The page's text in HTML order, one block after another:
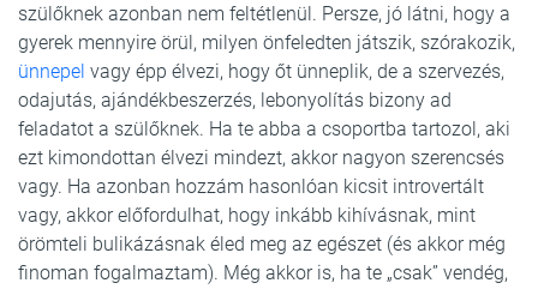
szülőknek azonban nem feltétlenül. Persze, jó látni, hogy a
gyerek mennyire örül, milyen önfeledten játszik, szórakozik,
ünnepel vagy épp élvezi, hogy őt ünneplik, de a szervezés,
odajutás, ajándékbeszerzés, lebonyolítás bizony ad
feladatot a szülőknek. Ha te abba a csoportba tartozol, aki
ezt kimondottan élvezi mindezt, akkor nagyon szerencsés
vagy. Ha azonban hozzám hasonlóan kicsit introvertált
vagy, akkor előfordulhat, hogy inkább kihívásnak, mint
örömteli bulikázásnak éled meg az egészet (és akkor még
finoman fogalmaztam). Még akkor is, ha te „csak” vendég,